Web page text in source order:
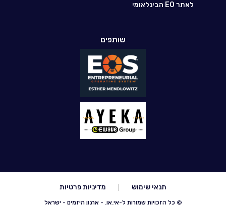
לאתר EO הבינלאומי
שותפים
© כל הזכויות שמורות ל-אי.או. - ארגון היזמים - ישראל
תנאי שימוש מדיניות פרטיות